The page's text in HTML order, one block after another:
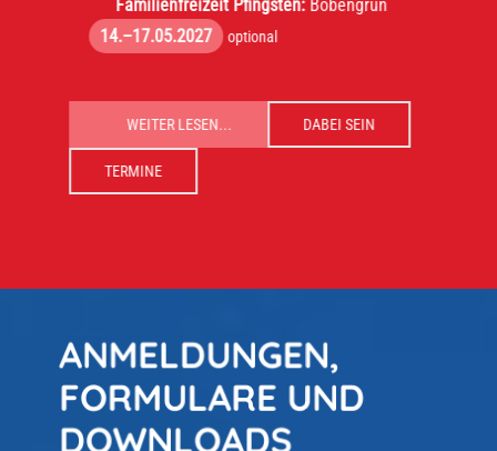
Familienfreizeit Pfingsten:Bobengrün
14.–17.05.2027
optional
WEITER LESEN... DABEI SEIN
TERMINE
ANMELDUNGEN,
FORMULARE UND
DOWNLOADS